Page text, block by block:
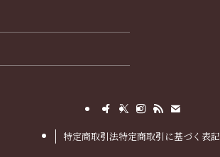
特定商取引法特定商取引に基づく表記